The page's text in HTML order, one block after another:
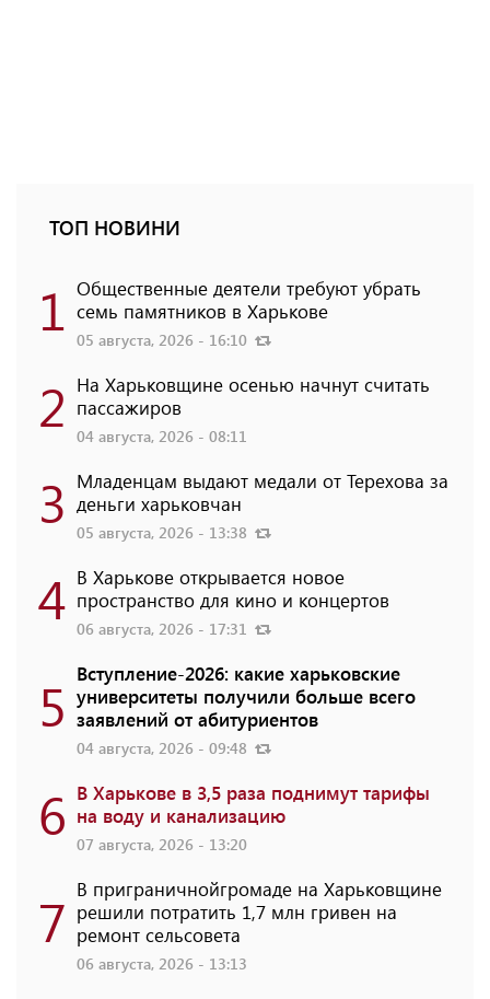
ТОП НОВИНИ
1 Общественные деятели требуют убрать
семь памятников в Харькове
05 августа, 2026 - 16:10
2 На Харьковщине осенью начнут считать
пассажиров
04 августа, 2026 - 08:11
3 Младенцам выдают медали от Терехова за
деньги харьковчан
05 августа, 2026 - 13:38
4 В Харькове открывается новое
пространство для кино и концертов
06 августа, 2026 - 17:31
5 Вступление-2026: какие харьковские
университеты получили больше всего
заявлений от абитуриентов
04 августа, 2026 - 09:48
6 В Харькове в 3,5 раза поднимут тарифы
на воду и канализацию
07 августа, 2026 - 13:20
7 В приграничнойгромаде на Харьковщине
решили потратить 1,7 млн ​​гривен на
ремонт сельсовета
06 августа, 2026 - 13:13